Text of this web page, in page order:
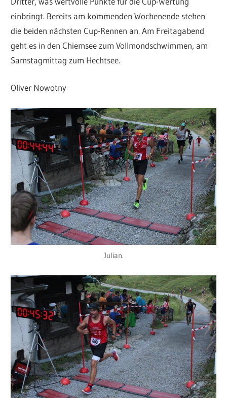
einbringt. Bereits am kommenden Wochenende stehen
die beiden nächsten Cup-Rennen an. Am Freitagabend
geht es in den Chiemsee zum Vollmondschwimmen, am
Samstagmittag zum Hechtsee.
Oliver Nowotny
Julian.